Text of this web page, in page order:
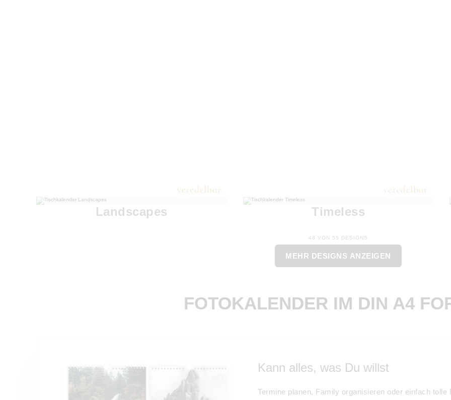
Landscapes Timeless
48 VON 55 DESIGNS
MEHR DESIGNS ANZEIGEN
FOTOKALENDER IM DIN A4
Kann alles, was Du willst
Termine planen, Family organisieren oder einfach